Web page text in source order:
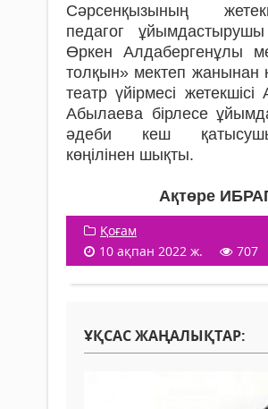
Сәрсенқызының
педагог
Өркен Алдабергенұлы
толқын» мектеп жанынан
театр үйiрмесi жетекшiсi
Абылаева бірлесе
әдеби кеш
көңілінен шықты.
Ақтөре
Қоғам
10 ақпан 2022 ж.
707
ҰҚСАС ЖАҢАЛЫҚТАР: